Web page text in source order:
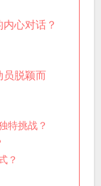
心对话？
员脱颖而
特挑战？
？